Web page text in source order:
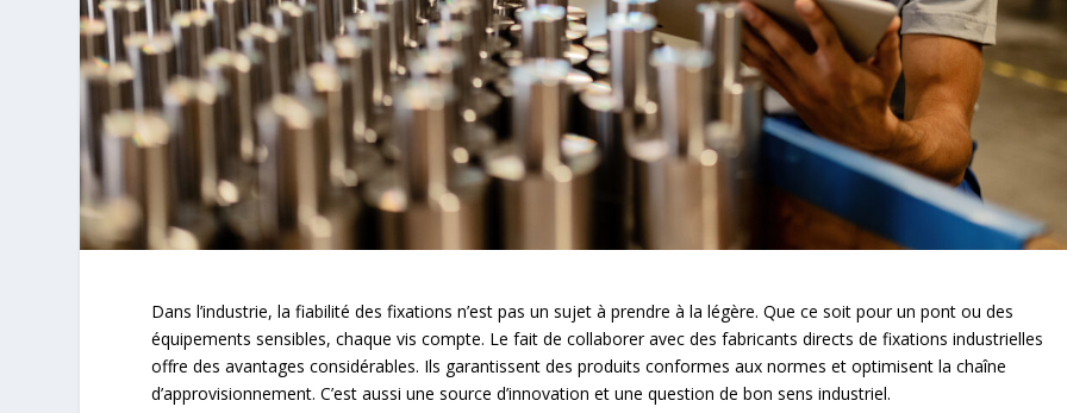
Dans l’industrie, la fiabilité des fixations n’est pas un sujet à prendre à la légère. Que ce soit pour un pont ou des
équipements sensibles, chaque vis compte. Le fait de collaborer avec des fabricants directs de fixations industrielles
offre des avantages considérables. Ils garantissent des produits conformes aux normes et optimisent la chaîne
d’approvisionnement. C’est aussi une source d’innovation et une question de bon sens industriel.